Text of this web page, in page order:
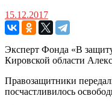
15.12.2017
Эксперт Фонда «В
Кировской области
Правозащитники
посчастливилось